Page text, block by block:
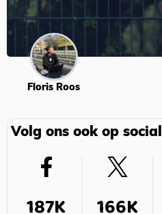
Floris Roos
Volg ons ook op social
187K 166K